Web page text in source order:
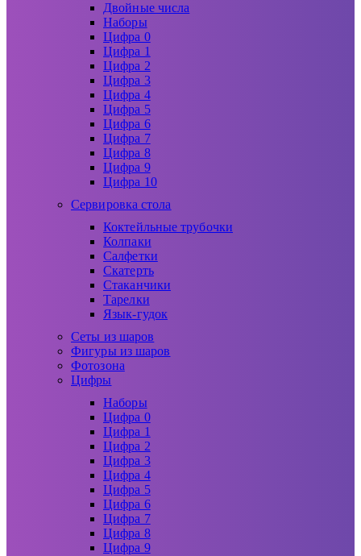
Двойные числа
Наборы
Цифра 0
Цифра 1
Цифра 2
Цифра 3
Цифра 4
Цифра 5
Цифра 6
Цифра 7
Цифра 8
Цифра 9
Цифра 10
Сервировка стола
Коктейльные трубочки
Колпаки
Салфетки
Скатерть
Стаканчики
Тарелки
Язык-гудок
Сеты из шаров
Фигуры из шаров
Фотозона
Цифры
Наборы
Цифра 0
Цифра 1
Цифра 2
Цифра 3
Цифра 4
Цифра 5
Цифра 6
Цифра 7
Цифра 8
Цифра 9